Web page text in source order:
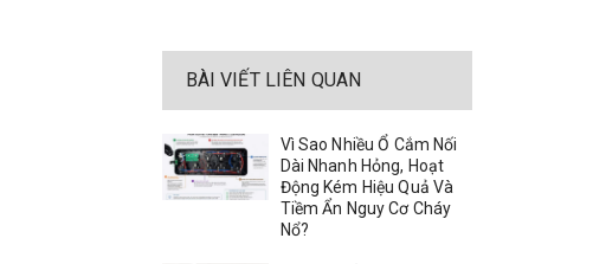
BÀI VIẾT LIÊN QUAN
Vì Sao Nhiều Ổ Cắm Nối
Dài Nhanh Hỏng, Hoạt
Động Kém Hiệu Quả Và
Tiềm Ẩn Nguy Cơ Cháy
Nổ?